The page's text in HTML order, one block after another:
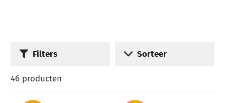
Filters
46 producten
Sorteer